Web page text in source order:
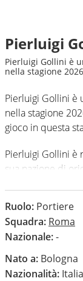
Pierluigi
Pierluigi Gollini è
nella stagione
Pierluigi Gollini è
nella stagione
gioco in questa
Pierluigi Gollini è
sua nazione di
peso medio di
In questa
partite e non ha
Ruolo: Portiere
Squadra: Roma
Nazionale:-
Nato a: Bologna
Nazionalità: Italia